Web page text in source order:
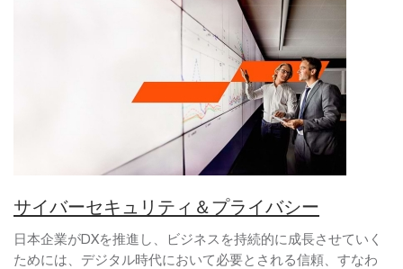
サイバーセキュリティ＆プライバシー
日本企業がDXを推進し、ビジネスを持続的に成長させていく
ためには、デジタル時代において必要とされる信頼、すなわ